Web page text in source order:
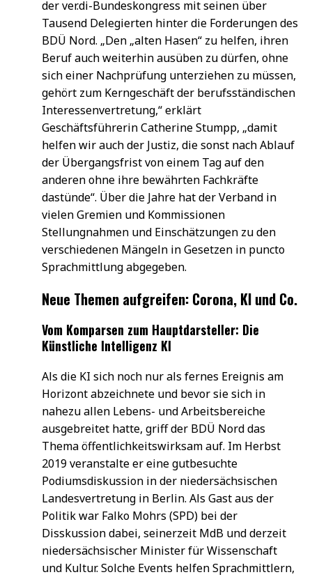
der ver.di-Bundeskongress mit seinen über
Tausend Delegierten hinter die Forderungen des
BDÜ Nord. „Den „alten Hasen“ zu helfen, ihren
Beruf auch weiterhin ausüben zu dürfen, ohne
sich einer Nachprüfung unterziehen zu müssen,
gehört zum Kerngeschäft der berufsständischen
Interessenvertretung,“ erklärt
Geschäftsführerin Catherine Stumpp, „damit
helfen wir auch der Justiz, die sonst nach Ablauf
der Übergangsfrist von einem Tag auf den
anderen ohne ihre bewährten Fachkräfte
dastünde“. Über die Jahre hat der Verband in
vielen Gremien und Kommissionen
Stellungnahmen und Einschätzungen zu den
verschiedenen Mängeln in Gesetzen in puncto
Sprachmittlung abgegeben.
Neue Themen aufgreifen: Corona, KI und Co.
Vom Komparsen zum Hauptdarsteller: Die
Künstliche Intelligenz KI
Als die KI sich noch nur als fernes Ereignis am
Horizont abzeichnete und bevor sie sich in
nahezu allen Lebens- und Arbeitsbereiche
ausgebreitet hatte, griff der BDÜ Nord das
Thema öffentlichkeitswirksam auf. Im Herbst
2019 veranstalte er eine gutbesuchte
Podiumsdiskussion in der niedersächsischen
Landesvertretung in Berlin. Als Gast aus der
Politik war Falko Mohrs (SPD) bei der
Disskussion dabei, seinerzeit MdB und derzeit
niedersächsischer Minister für Wissenschaft
und Kultur. Solche Events helfen Sprachmittlern,